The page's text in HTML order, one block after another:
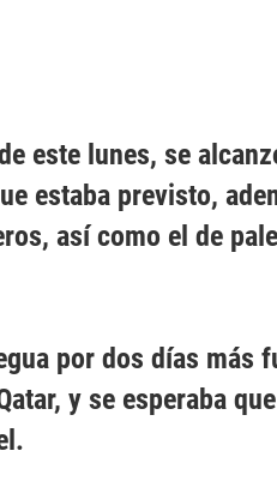
este lunes, se
estaba previsto,
así como el de
por dos días más
y se esperaba